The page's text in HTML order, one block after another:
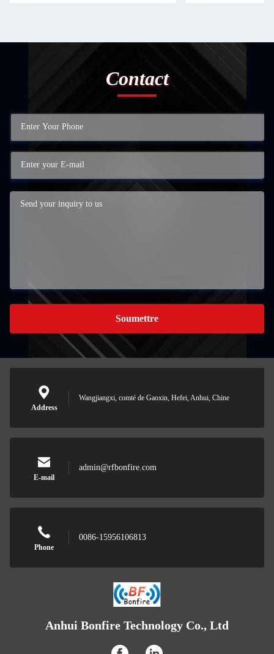
Contact
Soumettre
Address
Wangjiangxi, comté de Gaoxin, Hefei, Anhui, Chine
E-mail
admin@rfbonfire.com
Phone
0086-15956106813
Anhui Bonfire Technology Co., Ltd